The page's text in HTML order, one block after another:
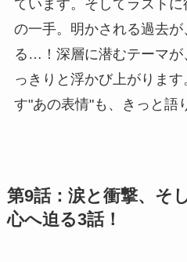
ています。そしてラスト
の一手。明かされる過去
る…！深層に潜むテーマが
っきりと浮かび上がりま
す"あの表情"も、きっと語
第9話：涙と衝撃、そ
心へ迫る3話！